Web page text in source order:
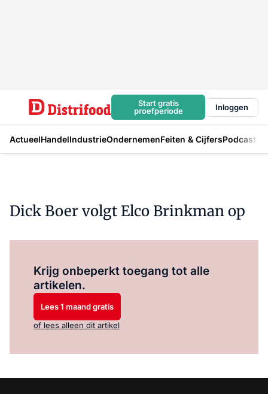
Start gratis
proefperiode
Inloggen
ActueelHandelIndustrieOndernemenFeiten & CijfersPodcast
Dick Boer volgt Elco Brinkman op
Krijg onbeperkt toegang tot alle
artikelen.
Lees 1 maand gratis
of lees alleen dit artikel